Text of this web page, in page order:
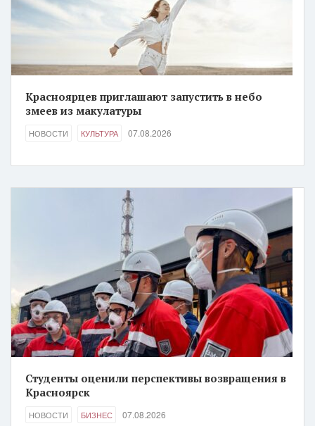
Красноярцев приглашают запустить в небо
змеев из макулатуры
НОВОСТИ КУЛЬТУРА 07.08.2026
Студенты оценили перспективы возвращения в
Красноярск
НОВОСТИ БИЗНЕС 07.08.2026